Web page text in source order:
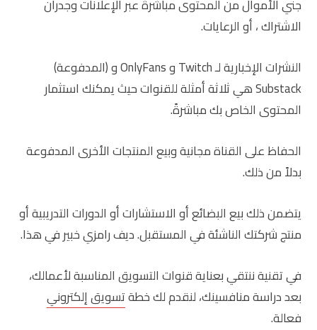
جني الأموال من المحتوى مباشرةً عبر الإعلانات وجدران
الاشتراك ، أو الرعايات.
النشرات الإخبارية لـ Twitch و OnlyFans و (المدفوعة)
Substack هي ثلاثة أمثلة للقنوات حيث يمكنك استثمار
المحتوى الخاص بك مباشرةً.
الحفاظ على القناة مجانية وبيع المنتجات الأخرى المدفوعة
بدلاً من ذلك.
يتضمن ذلك بيع البضائع أو الاستشارات أو الدورات التدريبية أو
منتج شركتك الناشئة في المستقبل. ديف رامزي خبير في هذا.
في تقنية ننتقي بعناية قنوات التسويق المناسبة لأعمالك،
بعد دراسة منافسينك، لنقدم لك خطةتسويق إلكتروني
فعالة.